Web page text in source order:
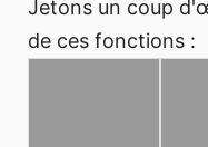
Jetons un coup
de ces fonctions :